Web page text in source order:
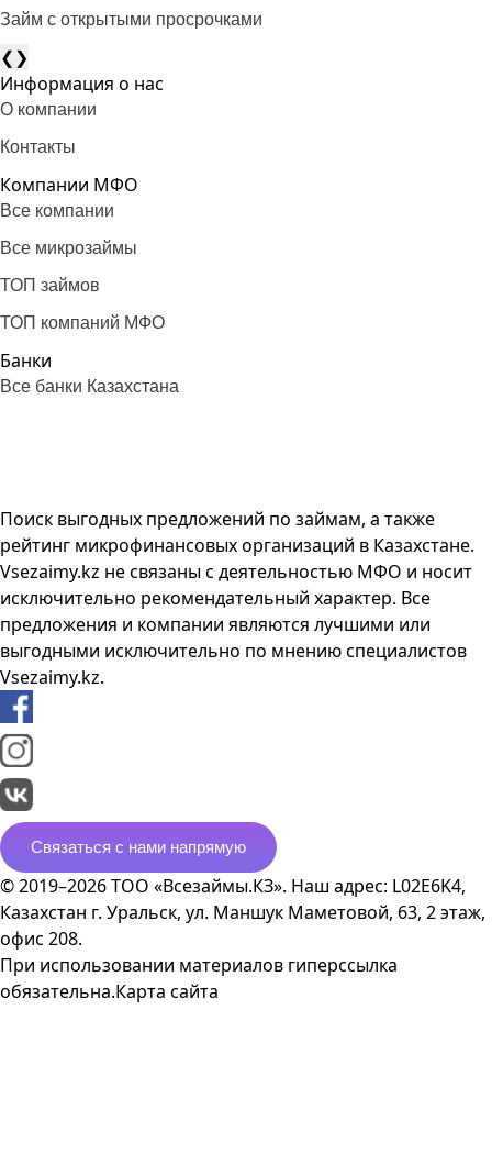
Займ с открытыми просрочками
❮❯
Информация о нас
О компании
Контакты
Компании МФО
Все компании
Все микрозаймы
ТОП займов
ТОП компаний МФО
Банки
Все банки Казахстана
Поиск выгодных предложений по займам, а также
рейтинг микрофинансовых организаций в Казахстане.
Vsezaimy.kz не связаны с деятельностью МФО и носит
исключительно рекомендательный характер. Все
предложения и компании являются лучшими или
выгодными исключительно по мнению специалистов
Vsezaimy.kz.
Связаться с нами напрямую
© 2019–2026 ТОО «Всезаймы.КЗ». Наш адрес: L02E6K4,
Казахстан г. Уральск, ул. Маншук Маметовой, 63, 2 этаж,
офис 208.
При использовании материалов гиперссылка
обязательна.Карта сайта